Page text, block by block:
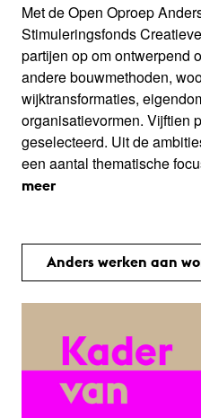
Met de Open Oproep
Stimuleringsfonds
partijen op om ontwerpend
andere bouwmethoden,
wijktransformaties,
organisatievormen. Vijftien
geselecteerd. Uit de
een aantal thematische
meer
Anders werken aan